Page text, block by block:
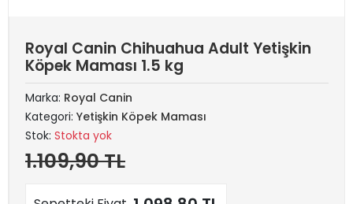
Royal Canin Chihuahua Adult Yetişkin
Köpek Maması 1.5 kg
Marka: Royal Canin
Kategori: Yetişkin Köpek Maması
Stok: Stokta yok
1.109,90 TL